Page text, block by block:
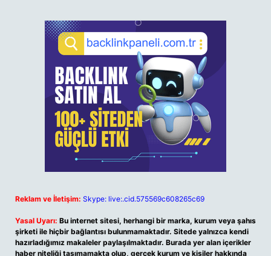
Reklam ve İletişim: Skype: live:.cid.575569c608265c69
Yasal Uyarı: Bu internet sitesi, herhangi bir marka, kurum veya şahıs
şirketi ile hiçbir bağlantısı bulunmamaktadır. Sitede yalnızca kendi
hazırladığımız makaleler paylaşılmaktadır. Burada yer alan içerikler
haber niteliği taşımamakta olup, gerçek kurum ve kişiler hakkında